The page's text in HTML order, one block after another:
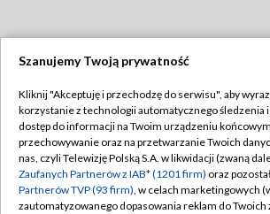
TVP
Abonament TVP
Emisja w TVP
Centrum informacji TVP
Regulamin TVP
Polityka prywatności
Moje zgody
Szanujemy Twoją prywatność
Kliknij "Akceptuję i przechodzę do serwisu", aby
korzystanie z technologii automatycznego śledzenia
dostęp do informacji na Twoim urządzeniu
przechowywanie oraz na przetwarzanie Twoich
nas, czyli Telewizję Polską S.A. w likwidacji (zwaną
Zaufanych Partnerów z IAB* (1201 firm) oraz
Partnerów TVP (93 firm), w celach marketingowych
zautomatyzowanego dopasowania reklam do